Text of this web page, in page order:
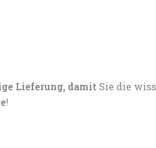
Lieferung, damit Sie die
!